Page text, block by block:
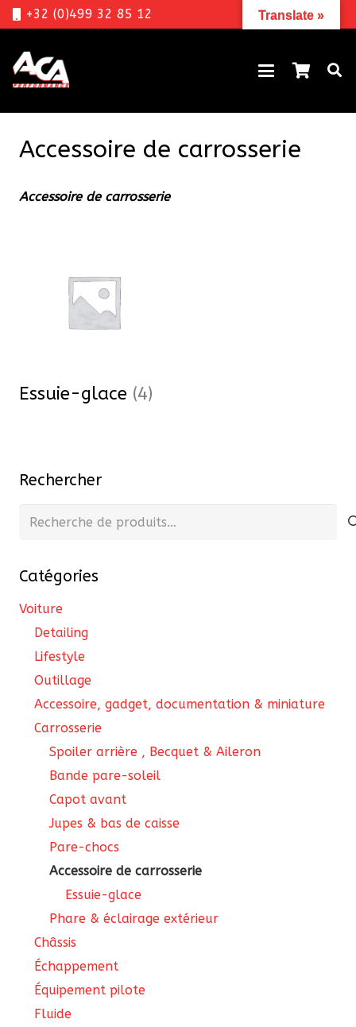
+32 (0)499 32 85 12
Accessoire de carrosserie
Accessoire de carrosserie
Essuie-glace (4)
Rechercher
Recherche
Catégories
Voiture
Detailing
Lifestyle
Outillage
Accessoire, gadget, documentation & miniature
Carrosserie
Spoiler arrière , Becquet & Aileron
Bande pare-soleil
Capot avant
Jupes & bas de caisse
Pare-chocs
Accessoire de carrosserie
Essuie-glace
Phare & éclairage extérieur
Châssis
Échappement
Équipement pilote
Fluide
Translate »